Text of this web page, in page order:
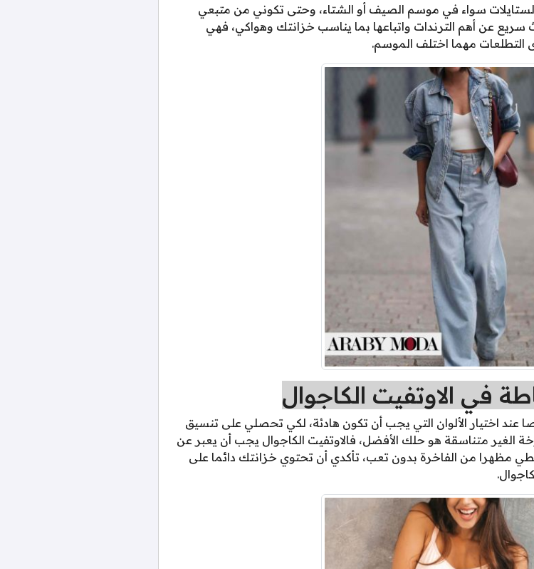
سواء في موسم الصيف أو الشتاء، وحتى تكوني من متبعي
عن أهم الترندات واتباعها بما يناسب خزانتك وهواكي، فهي
التطلعات مهما اختلف الموسم.
في الاوتفيت الكاجوال
اختيار الألوان التي يجب أن تكون هادئة، لكي تحصلي على تنسيق
الغير متناسقة هو حلك الأفضل، فالاوتفيت الكاجوال يجب أن يعبر عن
مظهرا من الفاخرة بدون تعب، تأكدي أن تحتوي خزانتك دائما على